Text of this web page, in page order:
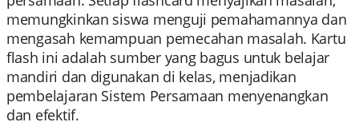
memungkinkan siswa menguji pemahamannya dan
mengasah kemampuan pemecahan masalah. Kartu
flash ini adalah sumber yang bagus untuk belajar
mandiri dan digunakan di kelas, menjadikan
pembelajaran Sistem Persamaan menyenangkan
dan efektif.